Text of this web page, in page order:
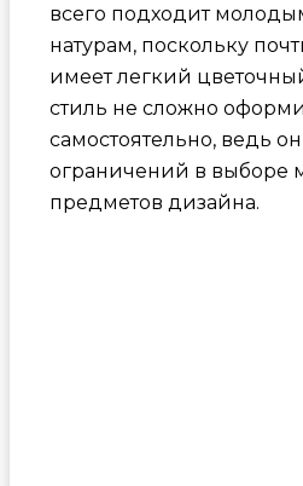
всего подходит
натурам, поскольку
имеет легкий
стиль не сложно
самостоятельно, ведь
ограничений в выборе
предметов дизайна.